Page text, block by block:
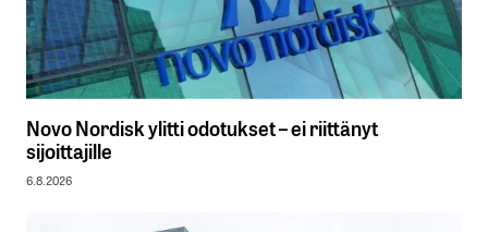
Novo Nordisk ylitti odotukset – ei riittänyt
sijoittajille
6.8.2026